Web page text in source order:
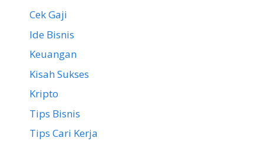
Cek Gaji
Ide Bisnis
Keuangan
Kisah Sukses
Kripto
Tips Bisnis
Tips Cari Kerja